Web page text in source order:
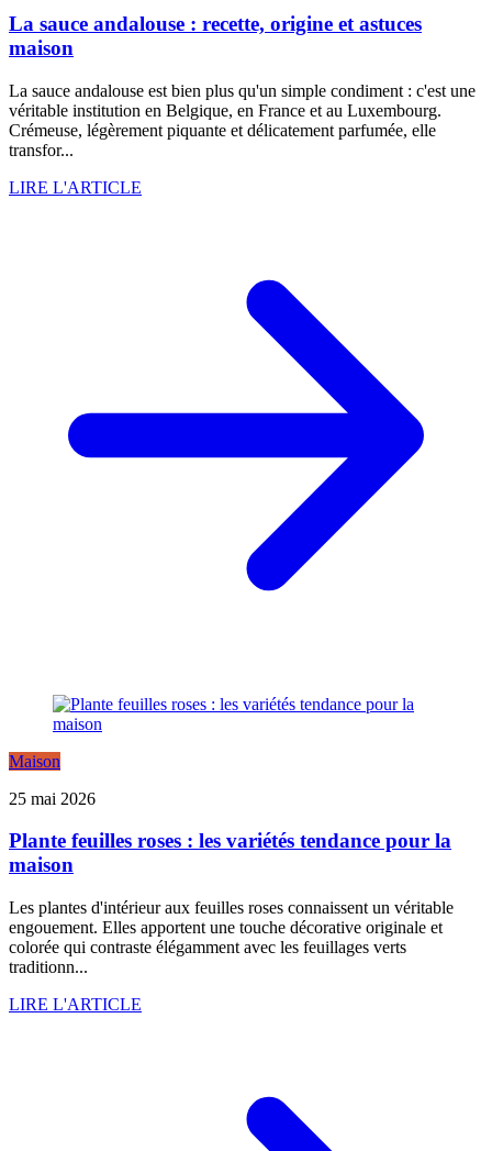
La sauce andalouse : recette, origine et astuces
maison
La sauce andalouse est bien plus qu'un simple condiment : c'est une
véritable institution en Belgique, en France et au Luxembourg.
Crémeuse, légèrement piquante et délicatement parfumée, elle
transfor...
LIRE L'ARTICLE
Maison
25 mai 2026
Plante feuilles roses : les variétés tendance pour la
maison
Les plantes d'intérieur aux feuilles roses connaissent un véritable
engouement. Elles apportent une touche décorative originale et
colorée qui contraste élégamment avec les feuillages verts
traditionn...
LIRE L'ARTICLE